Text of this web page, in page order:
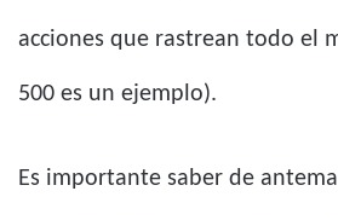
acciones que rastrean todo el
500 es un ejemplo).
Es importante saber de